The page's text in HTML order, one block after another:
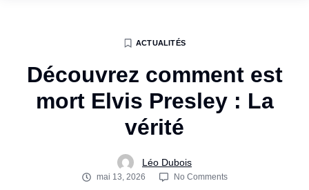
ACTUALITÉS
Découvrez comment est
mort Elvis Presley : La
vérité
Léo Dubois
mai 13, 2026 No Comments